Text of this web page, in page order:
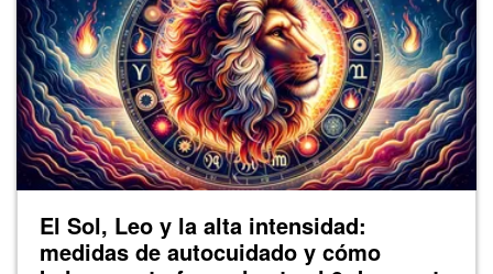
El Sol, Leo y la alta intensidad:
medidas de autocuidado y cómo